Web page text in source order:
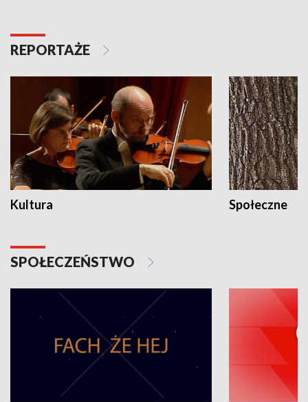
REPORTAŻE
Kultura Społeczne
SPOŁECZEŃSTWO